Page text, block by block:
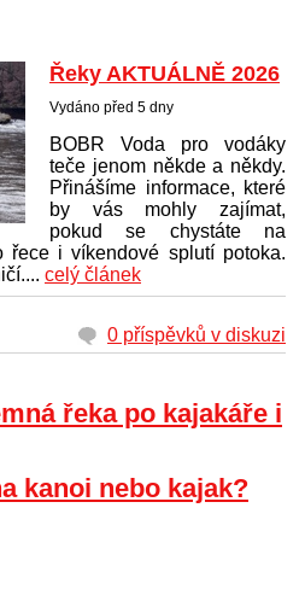
Řeky AKTUÁLNĚ 2026
Vydáno před 5 dny
BOBR Voda pro vodáky
teče jenom někde a někdy.
Přinášíme informace, které
by vás mohly zajímat,
pokud se chystáte na
řece i víkendové splutí potoka.
celý článek
0 příspěvků v diskuzi
řeka po kajakáře i
kanoi nebo kajak?